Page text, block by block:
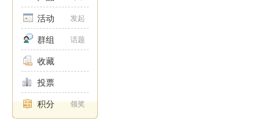
活动 发起
群组 话题
收藏
投票
积分 领奖